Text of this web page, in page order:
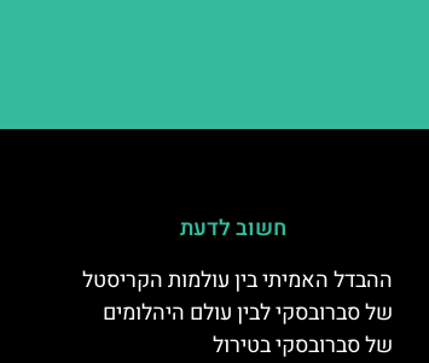
חשוב לדעת
ההבדל האמיתי בין עולמות הקריסטל
של סברובסקי לבין עולם היהלומים
של סברובסקי בטירול